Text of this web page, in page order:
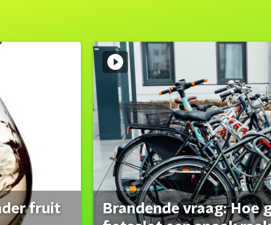
fruit
Brandende vraag: Hoe